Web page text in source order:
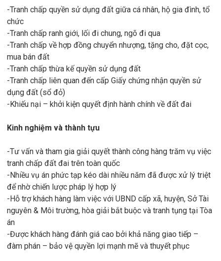
-Tranh chấp quyền sử dụng đất giữa cá nhân, hộ gia đình, tổ
chức
-Tranh chấp ranh giới, lối đi chung, ngõ đi qua
-Tranh chấp về hợp đồng chuyển nhượng, tặng cho, đặt cọc,
mua bán đất
-Tranh chấp thừa kế quyền sử dụng đất
-Tranh chấp liên quan đến cấp Giấy chứng nhận quyền sử
dụng đất (sổ đỏ)
-Khiếu nại – khởi kiện quyết định hành chính về đất đai
Kinh nghiệm và thành tựu
-Tư vấn và tham gia giải quyết thành công hàng trăm vụ việc
tranh chấp đất đai trên toàn quốc
-Nhiều vụ án phức tạp kéo dài nhiều năm đã được xử lý triệt
để nhờ chiến lược pháp lý hợp lý
-Hỗ trợ khách hàng làm việc với UBND cấp xã, huyện, Sở Tài
nguyên & Môi trường, hòa giải bắt buộc và tranh tụng tại Tòa
án
-Được khách hàng đánh giá cao bởi khả năng giao tiếp –
đàm phán – bảo vệ quyền lợi mạnh mẽ và thuyết phục